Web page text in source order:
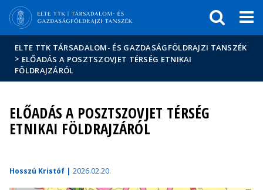
Hírek
Események
ELTE a
sajtóban
ELTE TTK TÁRSADALOM- ÉS GAZDASÁGFÖLDRAJZI TANSZÉK
> ELŐADÁS A POSZTSZOVJET TÉRSÉG ETNIKAI
FÖLDRAJZÁRÓL
ELŐADÁS A POSZTSZOVJET TÉRSÉG
ETNIKAI FÖLDRAJZÁRÓL
Hosszú Kristóf | 2026.02.20.